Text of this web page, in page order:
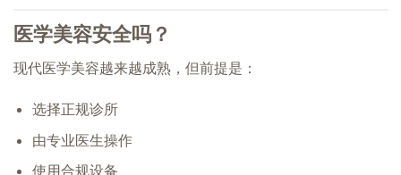
医学美容安全吗？
现代医学美容越来越成熟，但前提是：
选择正规诊所
由专业医生操作
使用合规设备